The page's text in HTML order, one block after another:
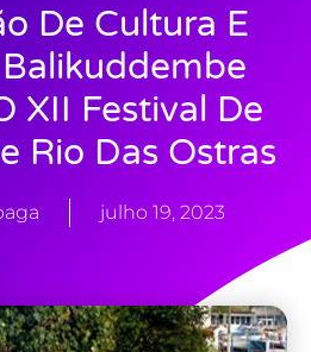
De Cultura E
XII Festival De
Rio Das Ostras
julho 19, 2023